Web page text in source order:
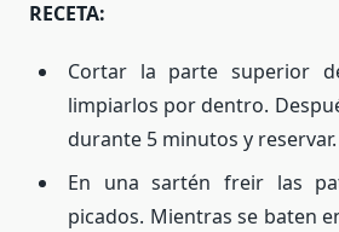
RECETA:
Cortar la parte superior
limpiarlos por dentro.
durante 5 minutos y reservar.
En una sartén freir las
picados. Mientras se baten